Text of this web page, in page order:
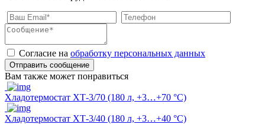
Согласие на обработку персональных данных
Отправить сообщение
Вам также может понравиться
Хладотермостат ХТ-3/70 (180 л, +3…+70 °С)
Хладотермостат ХТ-3/40 (180 л, +3…+40 °С)